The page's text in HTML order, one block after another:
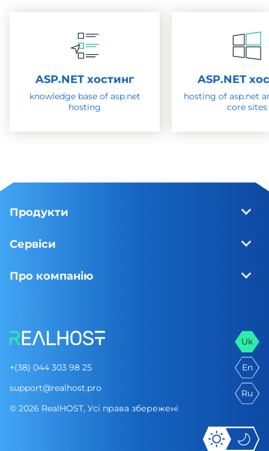
ASP.NET хостинг
knowledge base of asp.net
hosting
ASP.NET
hosting of asp.net
core sites
Продукти
Сервіси
Про компанію
+(38) 044 303 98 25
support@realhost.pro
© 2026 RealHOST, Усі права збережені
Uk
En
Ru